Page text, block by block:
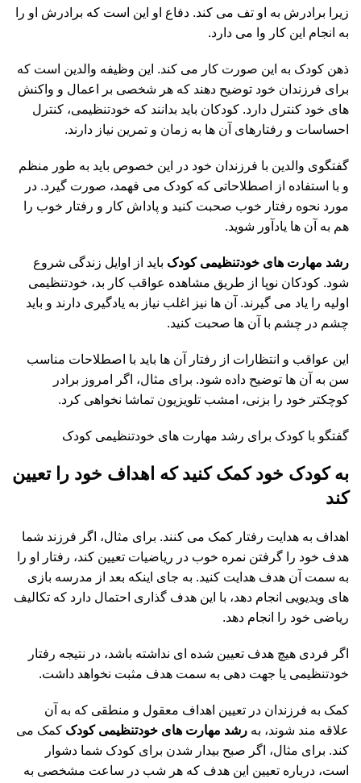
زیرا برادرش به او تف می کند. دفاع او این است که برادرش او را
به انجام این کار وا می دارد.
ذهن کودک به این صورت کار می کند. این وظیفه والدین است که
برای فرزندان خود توضیح دهند که هر شخصی بر اعمال و واکنش
های خود کنترل دارد. کودکان باید بدانند که خودتنظیمی، کنترل
احساسات و رفتارهای آن ها به زمان و تمرین نیاز دارند.
گفتگوی والدین با فرزندان خود در این خصوص باید به طور منظم
و با استفاده از اصطلاحاتی که کودک می فهمد، صورت گیرد. در
مورد نحوه رفتار خوب صحبت کنید و پاداش کار و رفتار خوب را
هم به آن ها یادآور شوید.
رشد مهارت های خودتنظیمی کودک باید از اوایل زندگی شروع
شود. کودکان نوپا از طریق مشاهده عواقب کار بد، خودتنظیمی
اولیه را یاد می گیرند. آن ها نیز اغلب نیاز به یادگیری دارند و باید
چشم در چشم با آن ها صحبت کنید.
این عواقب و انتظارات از رفتار آن ها باید با اصطلاحات مناسب
سن به آن ها توضیح داده شود. برای مثال، اگر امروز برادر
کوچکتر خود را بزنی، امشب تلویزیون تماشا نخواهی کرد.
گفتگو با کودک برای رشد مهارت های خودتنظیمی کودک
به کودک خود کمک کنید که اهداف خود را تعیین
کند
اهداف به هدایت رفتار کمک می کنند. برای مثال، اگر فرزند شما
هدف خود را گرفتن نمره خوب در ریاضیات تعیین کند، رفتار او را
به سمت آن هدف هدایت کنید. به جای اینکه بعد از مدرسه بازی
های ویدیویی انجام دهد، با این هدف گذاری احتمال دارد که تکالیف
ریاضی خود را انجام دهد.
اگر فردی هیچ هدف تعیین شده ای نداشته باشد، در نتیجه رفتار
خودتنظیمی یا جهت دهی به سمت هدف مثبت نخواهد داشت.
کمک به فرزندان در تعیین اهداف معقول و منطقی که به آن
علاقه مند شوند، به رشد مهارت های خودتنظیمی کودک کمک می
کند. برای مثال، اگر صبح بیدار شدن برای کودک شما دشوار
است، درباره تعیین این هدف که هر شب در ساعت مشخصی به